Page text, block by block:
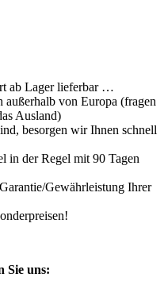
ab Lager lieferbar …
von Europa (fragen
Ausland)
besorgen wir Ihnen schnell
in der Regel mit 90 Tagen
Gewährleistung Ihrer
Sie uns: